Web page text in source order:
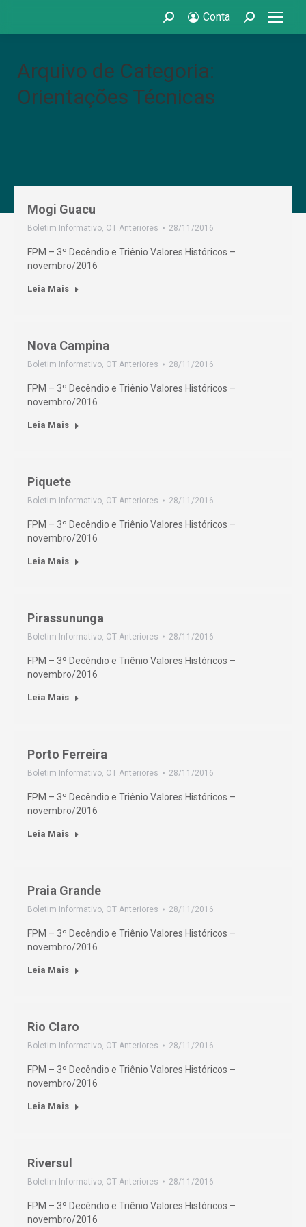
Search: Conta Search:
Arquivo de Categoria:
Orientações Técnicas
Mogi Guacu
Boletim Informativo, OT Anteriores 28/11/2016
FPM – 3º Decêndio e Triênio Valores Históricos –
novembro/2016
Leia Mais
Nova Campina
Boletim Informativo, OT Anteriores 28/11/2016
FPM – 3º Decêndio e Triênio Valores Históricos –
novembro/2016
Leia Mais
Piquete
Boletim Informativo, OT Anteriores 28/11/2016
FPM – 3º Decêndio e Triênio Valores Históricos –
novembro/2016
Leia Mais
Pirassununga
Boletim Informativo, OT Anteriores 28/11/2016
FPM – 3º Decêndio e Triênio Valores Históricos –
novembro/2016
Leia Mais
Porto Ferreira
Boletim Informativo, OT Anteriores 28/11/2016
FPM – 3º Decêndio e Triênio Valores Históricos –
novembro/2016
Leia Mais
Praia Grande
Boletim Informativo, OT Anteriores 28/11/2016
FPM – 3º Decêndio e Triênio Valores Históricos –
novembro/2016
Leia Mais
Rio Claro
Boletim Informativo, OT Anteriores 28/11/2016
FPM – 3º Decêndio e Triênio Valores Históricos –
novembro/2016
Leia Mais
Riversul
Boletim Informativo, OT Anteriores 28/11/2016
FPM – 3º Decêndio e Triênio Valores Históricos –
novembro/2016